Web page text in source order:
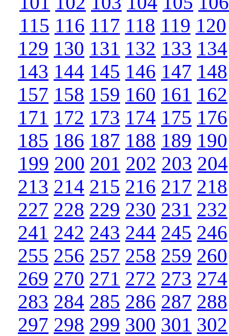
115 116 117 118 119 120
129 130 131 132 133 134
143 144 145 146 147 148
157 158 159 160 161 162
171 172 173 174 175 176
185 186 187 188 189 190
199 200 201 202 203 204
213 214 215 216 217 218
227 228 229 230 231 232
241 242 243 244 245 246
255 256 257 258 259 260
269 270 271 272 273 274
283 284 285 286 287 288
297 298 299 300 301 302